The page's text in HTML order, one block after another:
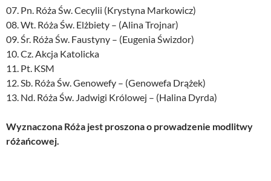
07. Pn. Róża Św. Cecylii (Krystyna Markowicz)
08. Wt. Róża Św. Elżbiety – (Alina Trojnar)
09. Śr. Róża Św. Faustyny – (Eugenia Świzdor)
10. Cz. Akcja Katolicka
11. Pt. KSM
12. Sb. Róża Św. Genowefy – (Genowefa Drążek)
13. Nd. Róża Św. Jadwigi Królowej – (Halina Dyrda)
Wyznaczona Róża jest proszona o prowadzenie modlitwy
różańcowej.